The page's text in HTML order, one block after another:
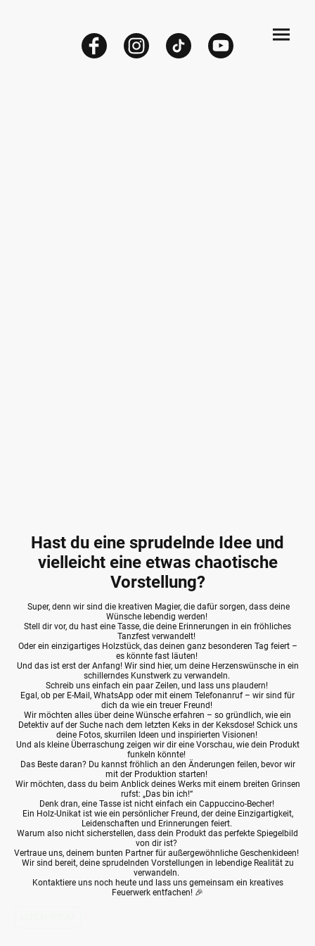
Hast du eine sprudelnde Idee und
vielleicht eine etwas chaotische
Vorstellung?
Super, denn wir sind die kreativen Magier, die dafür sorgen, dass deine
Wünsche lebendig werden!
Stell dir vor, du hast eine Tasse, die deine Erinnerungen in ein fröhliches
Tanzfest verwandelt!
Oder ein einzigartiges Holzstück, das deinen ganz besonderen Tag feiert –
es könnte fast läuten!
Und das ist erst der Anfang! Wir sind hier, um deine Herzenswünsche in ein
schillerndes Kunstwerk zu verwandeln.
Schreib uns einfach ein paar Zeilen, und lass uns plaudern!
Egal, ob per E-Mail, WhatsApp oder mit einem Telefonanruf – wir sind für
dich da wie ein treuer Freund!
Wir möchten alles über deine Wünsche erfahren – so gründlich, wie ein
Detektiv auf der Suche nach dem letzten Keks in der Keksdose! Schick uns
deine Fotos, skurrilen Ideen und inspirierten Visionen!
Und als kleine Überraschung zeigen wir dir eine Vorschau, wie dein Produkt
funkeln könnte!
Das Beste daran? Du kannst fröhlich an den Änderungen feilen, bevor wir
mit der Produktion starten!
Wir möchten, dass du beim Anblick deines Werks mit einem breiten Grinsen
rufst: „Das bin ich!“
Denk dran, eine Tasse ist nicht einfach ein Cappuccino-Becher!
Ein Holz-Unikat ist wie ein persönlicher Freund, der deine Einzigartigkeit,
Leidenschaften und Erinnerungen feiert.
Warum also nicht sicherstellen, dass dein Produkt das perfekte Spiegelbild
von dir ist?
Vertraue uns, deinem bunten Partner für außergewöhnliche Geschenkideen!
Wir sind bereit, deine sprudelnden Vorstellungen in lebendige Realität zu
verwandeln.
Kontaktiere uns noch heute und lass uns gemeinsam ein kreatives
Feuerwerk entfachen! 🎉